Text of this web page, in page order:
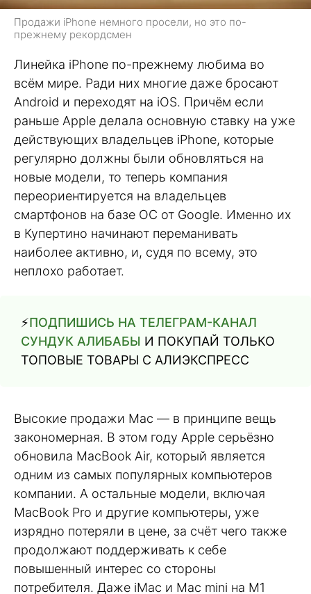
Продажи iPhone немного просели, но это по-
прежнему рекордсмен
Линейка iPhone по-прежнему любима во
всём мире. Ради них многие даже бросают
Android и переходят на iOS. Причём если
раньше Apple делала основную ставку на уже
действующих владельцев iPhone, которые
регулярно должны были обновляться на
новые модели, то теперь компания
переориентируется на владельцев
смартфонов на базе ОС от Google. Именно их
в Купертино начинают переманивать
наиболее активно, и, судя по всему, это
неплохо работает.
⚡️ПОДПИШИСЬ НА ТЕЛЕГРАМ-КАНАЛ
СУНДУК АЛИБАБЫ И ПОКУПАЙ ТОЛЬКО
ТОПОВЫЕ ТОВАРЫ С АЛИЭКСПРЕСС
Высокие продажи Mac — в принципе вещь
закономерная. В этом году Apple серьёзно
обновила MacBook Air, который является
одним из самых популярных компьютеров
компании. А остальные модели, включая
MacBook Pro и другие компьютеры, уже
изрядно потеряли в цене, за счёт чего также
продолжают поддерживать к себе
повышенный интерес со стороны
потребителя. Даже iMac и Mac mini на M1